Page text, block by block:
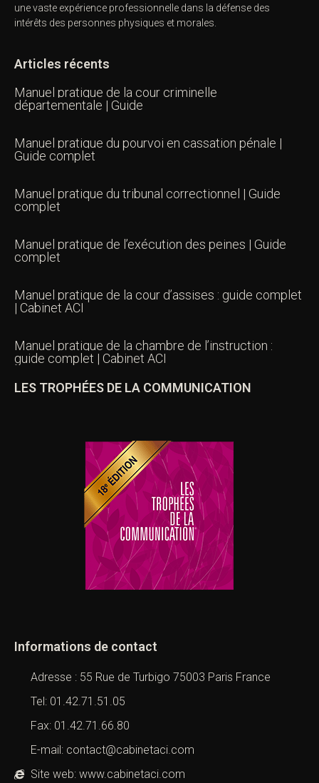
une vaste expérience professionnelle dans la défense des
intérêts des personnes physiques et morales.
Articles récents
Manuel pratique de la cour criminelle
départementale | Guide
Manuel pratique du pourvoi en cassation pénale |
Guide complet
Manuel pratique du tribunal correctionnel | Guide
complet
Manuel pratique de l’exécution des peines | Guide
complet
Manuel pratique de la cour d’assises : guide complet
| Cabinet ACI
Manuel pratique de la chambre de l’instruction :
guide complet | Cabinet ACI
LES TROPHÉES DE LA COMMUNICATION
Informations de contact
Adresse : 55 Rue de Turbigo 75003 Paris France
Tel: 01.42.71.51.05
Fax: 01.42.71.66.80
E-mail: contact@cabinetaci.com
Site web: www.cabinetaci.com